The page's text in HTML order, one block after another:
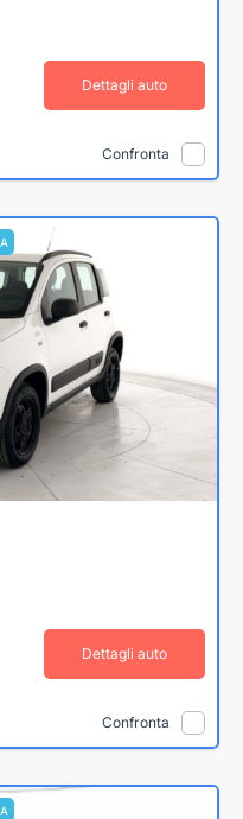
Dettagli auto
Confronta
Dettagli auto
Confronta